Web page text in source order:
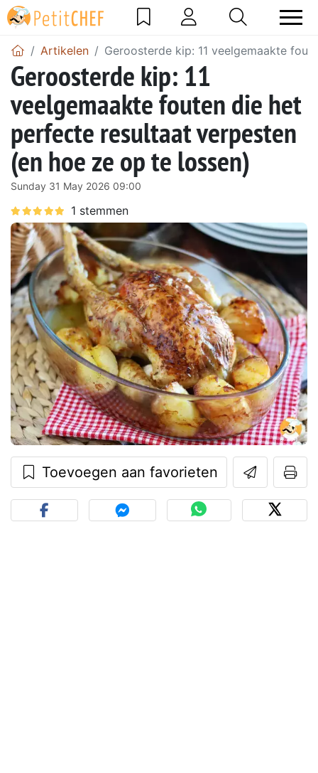
Artikelen Geroosterde kip: 11 veelgemaakte
Geroosterde kip: 11
veelgemaakte fouten die het
perfecte resultaat verpesten
(en hoe ze op te lossen)
Sunday 31 May 2026 09:00
Toevoegen aan favorieten